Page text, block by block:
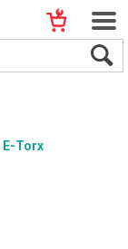
E-Torx